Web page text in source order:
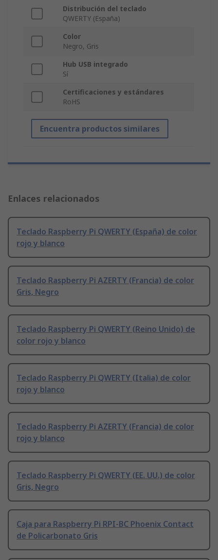
Distribución del teclado
QWERTY (España)
Color
Negro, Gris
Hub USB integrado
Sí
Certificaciones y estándares
RoHS
Encuentra productos similares
Enlaces relacionados
Teclado Raspberry Pi QWERTY (España) de color
rojo y blanco
Teclado Raspberry Pi AZERTY (Francia) de color
Gris, Negro
Teclado Raspberry Pi QWERTY (Reino Unido) de
color rojo y blanco
Teclado Raspberry Pi QWERTY (Italia) de color
rojo y blanco
Teclado Raspberry Pi AZERTY (Francia) de color
rojo y blanco
Teclado Raspberry Pi QWERTY (EE. UU.) de color
Gris, Negro
Caja para Raspberry Pi RPI-BC Phoenix Contact
de Policarbonato Gris